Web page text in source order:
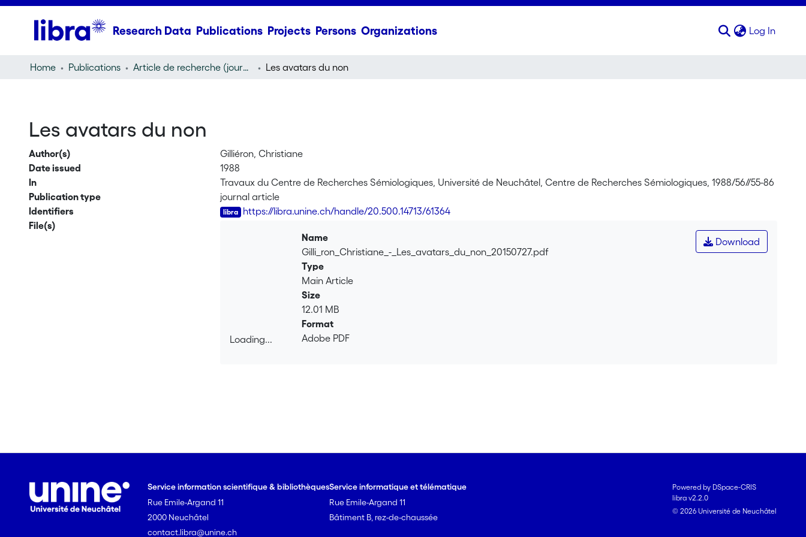
Research Data Publications Projects Persons Organizations Log In
Home Publications Article de recherche (journal article) Les avatars du non
Les avatars du non
Author(s)
Gilliéron, Christiane
Date issued
1988
In
Travaux du Centre de Recherches Sémiologiques, Université de Neuchâtel, Centre de Recherches Sémiologiques, 1988/56//55-86
Publication type
journal article
Identifiers
https://libra.unine.ch/handle/20.500.14713/61364
File(s)
Loading...
Download
Name
Gilli_ron_Christiane_-_Les_avatars_du_non_20150727.pdf
Type
Main Article
Size
12.01 MB
Format
Adobe PDF
Service information scientifique & bibliothèques
Rue Emile-Argand 11
2000 Neuchâtel
contact.libra@unine.ch
Service informatique et télématique
Rue Emile-Argand 11
Bâtiment B, rez-de-chaussée
Powered by DSpace-CRIS
libra v2.2.0
© 2026 Université de Neuchâtel